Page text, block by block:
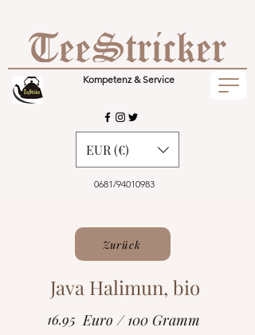
Kompetenz & Service
0681/94010983
EUR (€)
Zurück
Java Halimun, bio
16.95 Euro / 100 Gramm